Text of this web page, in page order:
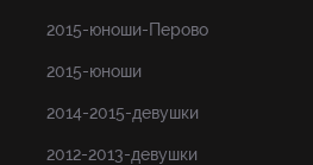
2015-юноши-Перово
2015-юноши
2014-2015-девушки
2012-2013-девушки